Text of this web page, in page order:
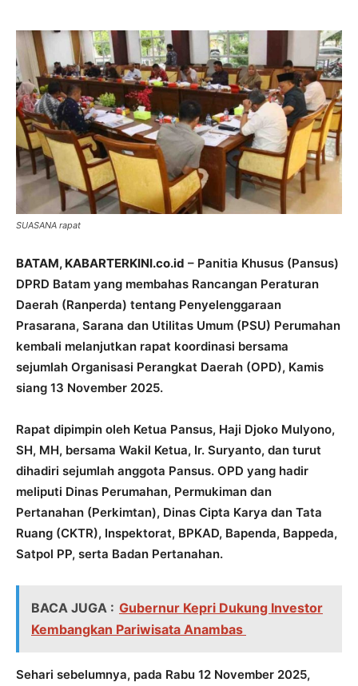
SUASANA rapat
BATAM, KABARTERKINI.co.id – Panitia Khusus (Pansus)
DPRD Batam yang membahas Rancangan Peraturan
Daerah (Ranperda) tentang Penyelenggaraan
Prasarana, Sarana dan Utilitas Umum (PSU) Perumahan
kembali melanjutkan rapat koordinasi bersama
sejumlah Organisasi Perangkat Daerah (OPD), Kamis
siang 13 November 2025.
Rapat dipimpin oleh Ketua Pansus, Haji Djoko Mulyono,
SH, MH, bersama Wakil Ketua, Ir. Suryanto, dan turut
dihadiri sejumlah anggota Pansus. OPD yang hadir
meliputi Dinas Perumahan, Permukiman dan
Pertanahan (Perkimtan), Dinas Cipta Karya dan Tata
Ruang (CKTR), Inspektorat, BPKAD, Bapenda, Bappeda,
Satpol PP, serta Badan Pertanahan.
BACA JUGA : Gubernur Kepri Dukung Investor
Kembangkan Pariwisata Anambas
Sehari sebelumnya, pada Rabu 12 November 2025,